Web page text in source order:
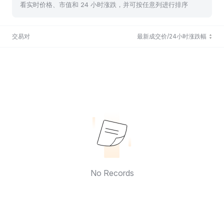
看实时价格、市值和 24 小时涨跌，并可按任意列进行排序
交易对 最新成交价/24小时涨跌幅
No Records